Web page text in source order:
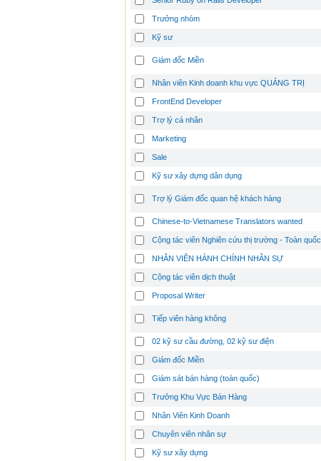
Trưởng nhóm
Kỹ sư
Giám đốc Miền
Nhân viên Kinh doanh khu vực QUẢNG TRỊ
FrontEnd Developer
Trợ lý cá nhân
Marketing
Sale
Kỹ sư xây dựng dân dụng
Trợ lý Giám đốc quan hệ khách hàng
Chinese-to-Vietnamese Translators wanted
Cộng tác viên Nghiên cứu thị trường - Toàn quốc
NHÂN VIÊN HÀNH CHÍNH NHÂN SỰ
Cộng tác viên dịch thuật
Proposal Writer
Tiếp viên hàng không
02 kỹ sư cầu đường, 02 kỹ sư điện
Giám đốc Miền
Giám sát bán hàng (toàn quốc)
Trưởng Khu Vực Bán Hàng
Nhân Viên Kinh Doanh
Chuyên viên nhân sự
Kỹ sư xây dựng